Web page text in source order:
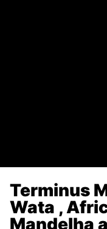
Terminus
Wata ,
Mandelha